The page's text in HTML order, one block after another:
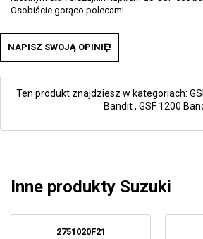
Osobiście gorąco polecam!
NAPISZ SWOJĄ OPINIĘ!
Ten produkt znajdziesz w kategoriach:
Bandit, GSF 1200
Inne produkty Suzuki
2751020F21